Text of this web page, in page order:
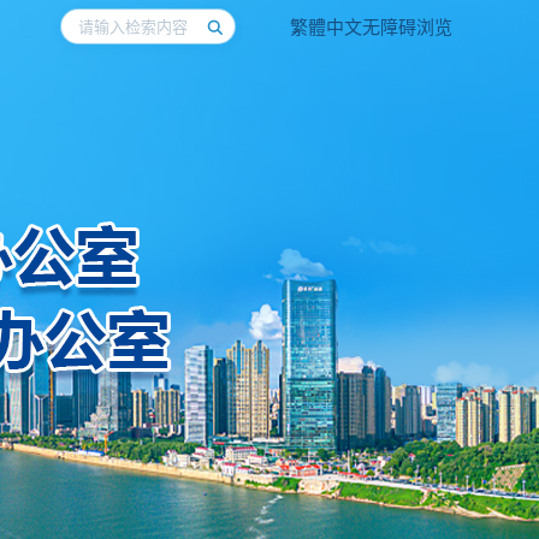
繁體中文无障碍浏览